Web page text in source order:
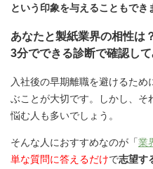
という印象を与えることもでき
あなたと製紙業界の相性は
3分でできる診断で確認して
入社後の早期離職を避けるた
ぶことが大切です。しかし、
悩む人も多いでしょう。
そんな人におすすめなのが「業
単な質問に答えるだけで志望す